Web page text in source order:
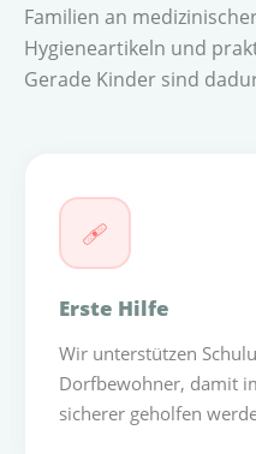
Familien an
Hygieneartikeln und
Gerade Kinder sind
🩹
Erste Hilfe
Wir unterstützen
Dorfbewohner, damit
sicherer geholfen